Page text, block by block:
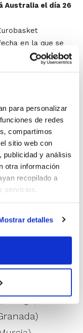
para personalizar
de redes
compartimos
sitio web con
publicidad y análisis
otra información
recopilado a
servicios.
detalles
Australia el día 26
en la que se
los
antes de
(Almería,
Murcia y
el ritmo en la
la que Francia,
son los rivales